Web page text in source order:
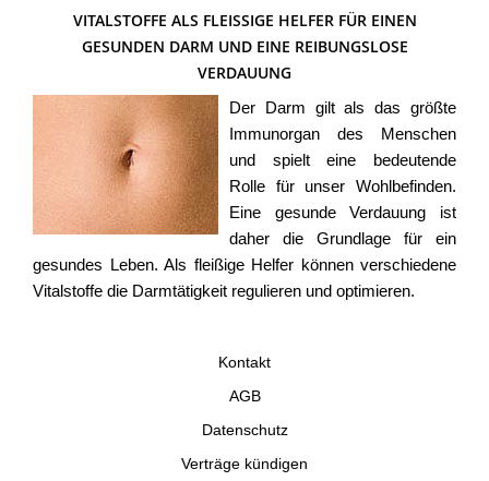
VITALSTOFFE ALS FLEISSIGE HELFER FÜR EINEN G
ESUNDEN DARM UND EINE REIBUNGSLOSE V
ERDAUUNG
Der Darm gilt als das größte
Immunorgan des Menschen
und spielt eine bedeutende
Rolle für unser Wohlbefinden.
Eine gesunde Verdauung ist
daher die Grundlage für ein
gesundes Leben. Als fleißige Helfer können verschiedene
Vitalstoffe die Darmtätigkeit regulieren und optimieren.
Kontakt
AGB
Datenschutz
Verträge kündigen